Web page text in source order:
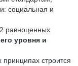
социальная и
равноценных
уровня и
принципах строится